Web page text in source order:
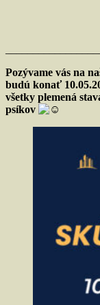
Pozývame vás na
budú konať
všetky plemená
psíkov